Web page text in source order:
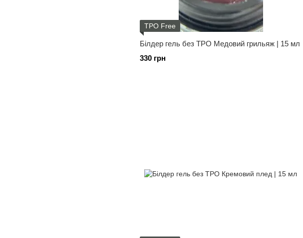
TPO Free
Білдер гель без ТРО Медовий грильяж | 15 мл
330 грн